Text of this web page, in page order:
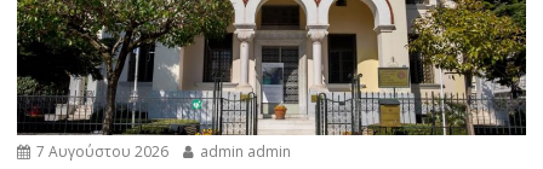
7 Αυγούστου 2026 admin admin